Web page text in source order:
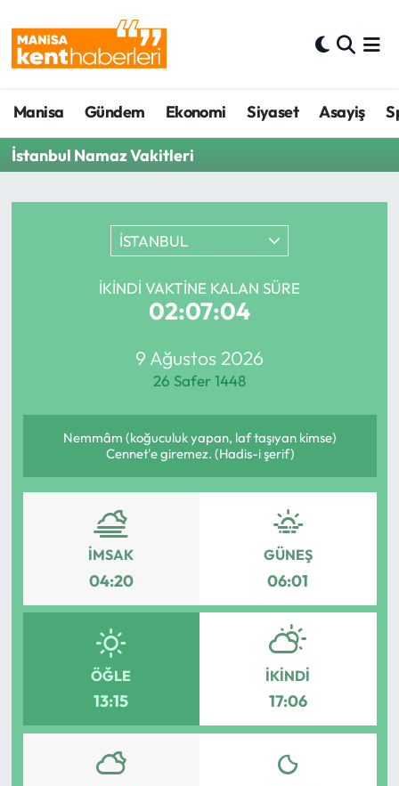
Manisa Gündem Ekonomi Siyaset Asayiş
İstanbul Namaz Vakitleri
İSTANBUL
İKINDI VAKTINE KALAN SÜRE
02:07:04
9 Ağustos 2026
26 Safer 1448
Nemmâm (koğuculuk yapan, laf taşıyan kimse)
Cennet'e giremez. (Hadis-i şerif)
İMSAK
04:20
GÜNEŞ
06:01
ÖĞLE
13:15
İKINDI
17:06
Ahmetli Hava Durumu
Ahmetli Trafik Yoğunluk Haritası
Süper Lig Puan Durumu ve Fikstür
Tüm Manşetler
Son Dakika Haberleri
Haber Arşivi